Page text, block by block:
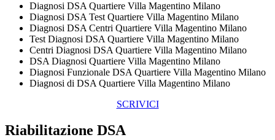
Diagnosi DSA Quartiere Villa Magentino Milano
Diagnosi DSA Test Quartiere Villa Magentino Milano
Diagnosi DSA Centri Quartiere Villa Magentino Milano
Test Diagnosi DSA Quartiere Villa Magentino Milano
Centri Diagnosi DSA Quartiere Villa Magentino Milano
DSA Diagnosi Quartiere Villa Magentino Milano
Diagnosi Funzionale DSA Quartiere Villa Magentino Milano
Diagnosi di DSA Quartiere Villa Magentino Milano
SCRIVICI
Riabilitazione DSA